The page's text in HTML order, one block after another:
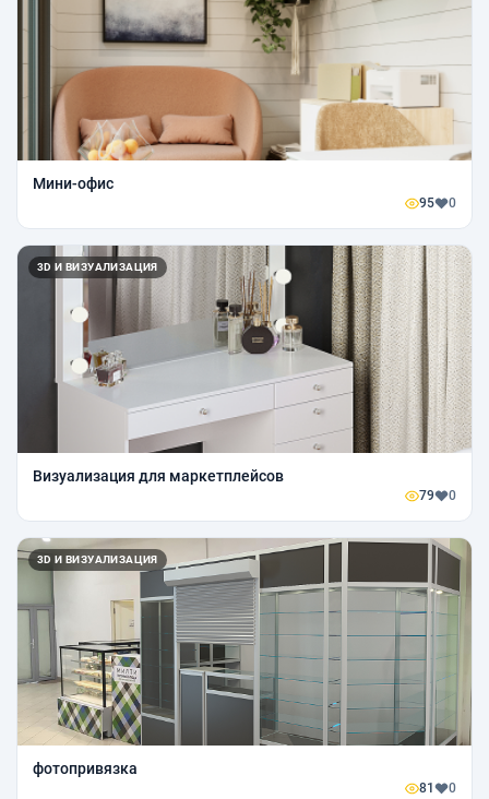
Мини-офис
95 0
3D И ВИЗУАЛИЗАЦИЯ
Визуализация для маркетплейсов
79 0
3D И ВИЗУАЛИЗАЦИЯ
фотопривязка
81 0